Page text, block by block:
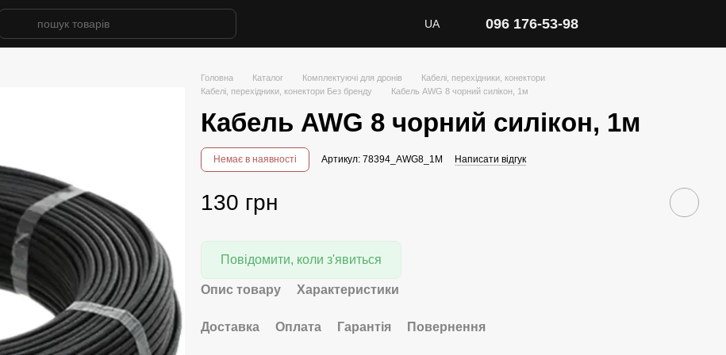
UA 096 176-53-98
Головна Каталог Комплектуючі для дронів
Кабелі, перехідники, конектори
Кабелі, перехідники, конектори Без бренду
Кабель AWG 8 чорний силікон, 1м
Кабель AWG 8 чорний силікон, 1м
Немає в наявності Артикул: 78394_AWG8_1M Написати відгук
130 грн
Повідомити, коли з'явиться
Опис товару Характеристики
Доставка Оплата Гарантія Повернення